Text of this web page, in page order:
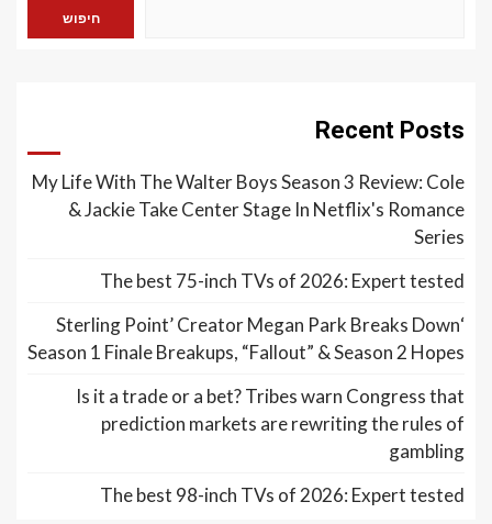
חיפוש
Recent Posts
My Life With The Walter Boys Season 3 Review: Cole
& Jackie Take Center Stage In Netflix's Romance
Series
The best 75-inch TVs of 2026: Expert tested
‘Sterling Point’ Creator Megan Park Breaks Down
Season 1 Finale Breakups, “Fallout” & Season 2 Hopes
Is it a trade or a bet? Tribes warn Congress that
prediction markets are rewriting the rules of
gambling
The best 98-inch TVs of 2026: Expert tested